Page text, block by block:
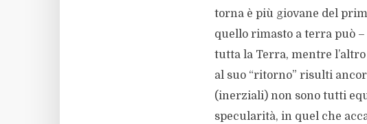
torna è più giovane del
quello rimasto a terra può
tutta la Terra, mentre
al suo “ritorno” risulti
(inerziali) non sono tutti
specularità, in quel che